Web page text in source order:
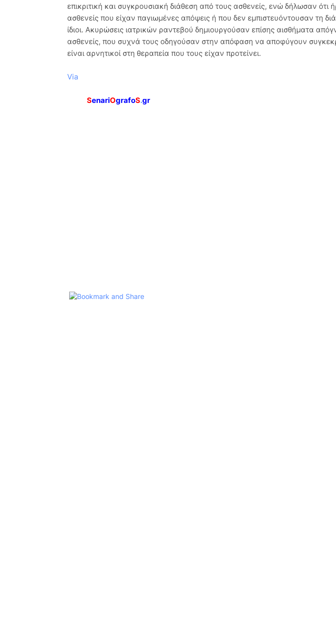
επικριτική και συγκρουσιακή διάθεση από τους ασθενείς, ενώ δήλωσαν ότι
ασθενείς που είχαν παγιωμένες απόψεις ή που δεν εμπιστευόντουσαν τη
ίδιοι. Ακυρώσεις ιατρικών ραντεβού δημιουργούσαν επίσης αισθήματα
ασθενείς, που συχνά τους οδηγούσαν στην απόφαση να αποφύγουν
είναι αρνητικοί στη θεραπεία που τους είχαν προτείνει.
Via
SenariOgrafoS.gr